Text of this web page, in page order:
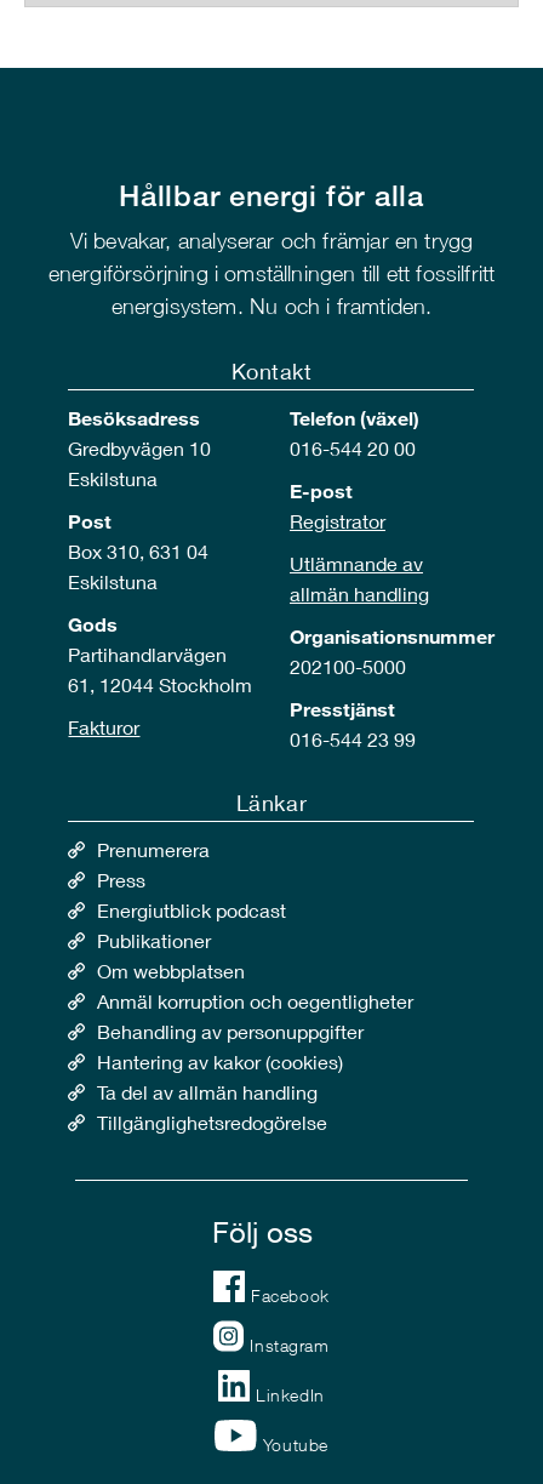
Hållbar energi för alla
Vi bevakar, analyserar och främjar en trygg
energiförsörjning i omställningen till ett fossilfritt
energisystem. Nu och i framtiden.
Kontakt
Besöksadress
Gredbyvägen 10
Eskilstuna
Post
Box 310, 631 04
Eskilstuna
Gods
Partihandlarvägen
61, 12044 Stockholm
Fakturor
Telefon (växel)
016-544 20 00
E-post
Registrator
Utlämnande av
allmän handling
Organisationsnummer
202100-5000
Presstjänst
016-544 23 99
Länkar
Prenumerera
Press
Energiutblick podcast
Publikationer
Om webbplatsen
Anmäl korruption och oegentligheter
Behandling av personuppgifter
Hantering av kakor (cookies)
Ta del av allmän handling
Tillgänglighetsredogörelse
Följ oss
Facebook
Instagram
LinkedIn
Youtube